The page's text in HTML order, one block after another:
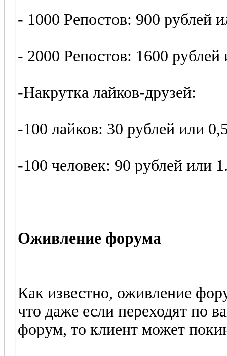
- 1000 Репостов: 900 рублей
- 2000 Репостов: 1600 рублей
-Накрутка лайков-друзей:
-100 лайков: 30 рублей или
-100 человек: 90 рублей или
Оживление форума
Как известно, оживление
что даже если переходят по
форум, то клиент может